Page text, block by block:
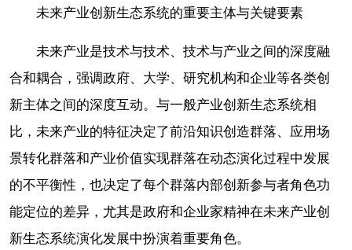
未来产业创新生态系统的重要主体与关键要素
未来产业是技术与技术、技术与产业之间的深度融
合和耦合，强调政府、大学、研究机构和企业等各类创
新主体之间的深度互动。与一般产业创新生态系统相
比，未来产业的特征决定了前沿知识创造群落、应用场
景转化群落和产业价值实现群落在动态演化过程中发展
的不平衡性，也决定了每个群落内部创新参与者角色功
能定位的差异，尤其是政府和企业家精神在未来产业创
新生态系统演化发展中扮演着重要角色。